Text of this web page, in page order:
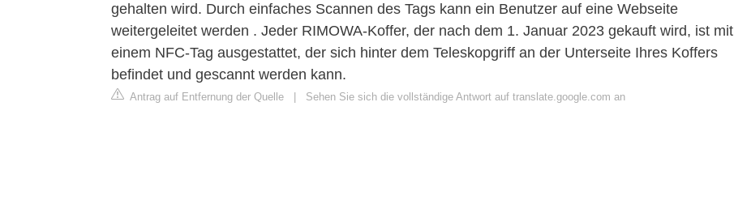
gehalten wird. Durch einfaches Scannen des Tags kann ein Benutzer auf eine Webseite
weitergeleitet werden . Jeder RIMOWA-Koffer, der nach dem 1. Januar 2023 gekauft wird, ist mit
einem NFC-Tag ausgestattet, der sich hinter dem Teleskopgriff an der Unterseite Ihres Koffers
befindet und gescannt werden kann.
Antrag auf Entfernung der Quelle Sehen Sie sich die vollständige Antwort auf translate.google.com an